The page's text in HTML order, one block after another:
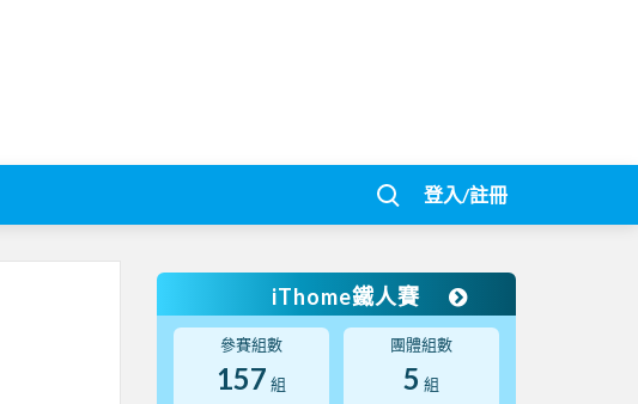
登入/註冊
iThome鐵人賽
參賽組數
157 組
團體組數
5 組